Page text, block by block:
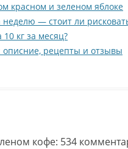
красном и зеленом яблоке
неделю — стоит ли
кг за месяц?
рецепты и отзывы
кофе: 534